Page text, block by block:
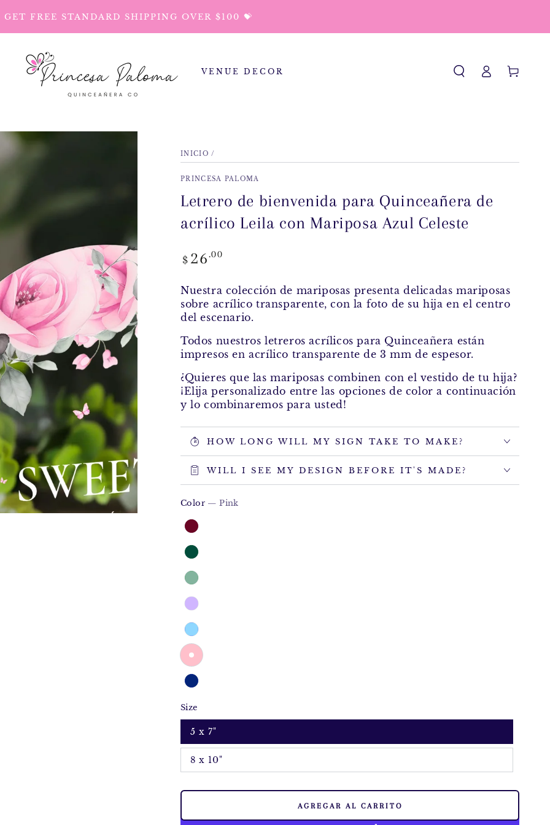
GET FREE STANDARD SHIPPING OVER $100 💝
VENUE DECOR
sesión
Carrito
INICIO /
PRINCESA PALOMA
Letrero de bienvenida para Quinceañera de
acrílico Leila con Mariposa Azul Celeste
Precio
$ 26.00
Nuestra colección de mariposas presenta delicadas mariposas
sobre acrílico transparente, con la foto de su hija en el centro
del escenario.
Todos nuestros letreros acrílicos para Quinceañera están
impresos en acrílico transparente de 3 mm de espesor.
¿Quieres que las mariposas combinen con el vestido de tu hija?
¡Elija personalizado entre las opciones de color a continuación
y lo combinaremos para usted!
HOW LONG WILL MY SIGN TAKE TO MAKE?
WILL I SEE MY DESIGN BEFORE IT'S MADE?
Color — Pink
Size
5 x 7"
8 x 10"
AGREGAR AL CARRITO